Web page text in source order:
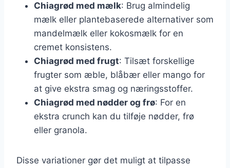
Chiagrød med mælk: Brug almindelig
mælk eller plantebaserede alternativer som
mandelmælk eller kokosmælk for en
cremet konsistens.
Chiagrød med frugt: Tilsæt forskellige
frugter som æble, blåbær eller mango for
at give ekstra smag og næringsstoffer.
Chiagrød med nødder og frø: For en
ekstra crunch kan du tilføje nødder, frø
eller granola.
Disse variationer gør det muligt at tilpasse